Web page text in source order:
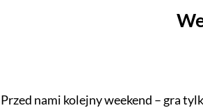
Przed nami kolejny weekend – gra